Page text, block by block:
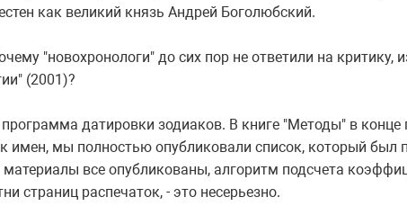
как великий князь Андрей Боголюбский.
"новохронологи" до сих пор не ответили на критику,
(2001)?
датировки зодиаков. В книге "Методы" в
имен, мы полностью опубликовали список, который был
все опубликованы, алгоритм подсчета
страниц распечаток, - это несерьезно.